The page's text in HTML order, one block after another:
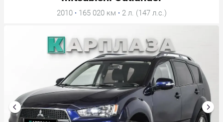
2010 · 165 020 км · 2 л. (147 л.с.)